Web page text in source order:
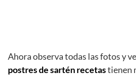
Ahora observa todas las fotos y
postres de sartén recetastienen